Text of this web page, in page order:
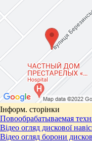
Інформ. сторінки
Повообрабатываемая
Відео огляд дискової
Відео огляд борони